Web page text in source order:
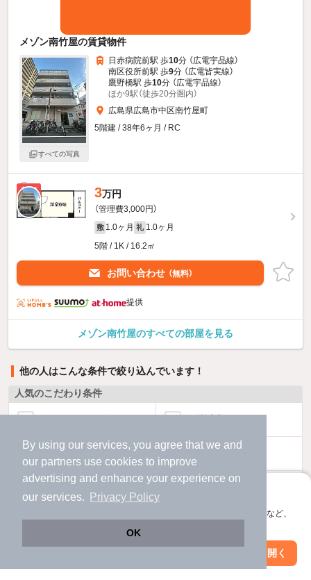
By using our services, you agree that we and
our partners use cookies to improve
advertising and enhance your experience on
our services.
Privacy Policy
OK
アプリに切り替えて、サクサクお部屋探し
会員登録なしですぐ使える。マップ検索やお気に入り保存など、
アプリを開く
メゾン南竹屋の賃貸物件
すべての写真
日赤病院前駅 歩10分 （広電宇品線）
南区役所前駅 歩9分 （広電皆実線）
鷹野橋駅 歩10分 （広電宇品線）
ほか9駅（徒歩20分圏内）
広島県広島市中区南竹屋町
5階建 / 38年6ヶ月 / RC
新着 3万円
（管理費3,000円）
敷 1.0ヶ月 礼 1.0ヶ月
5階 / 1K / 16.2㎡
お問い合わせ （無料）
提供
メゾン南竹屋のすべての部屋を見る
他の人はこんな条件で絞り込んでいます！
人気のこだわり条件
駐車場あり
洗濯機置場あり
エアコンあり 都市ガス
絞り込み条件を変更